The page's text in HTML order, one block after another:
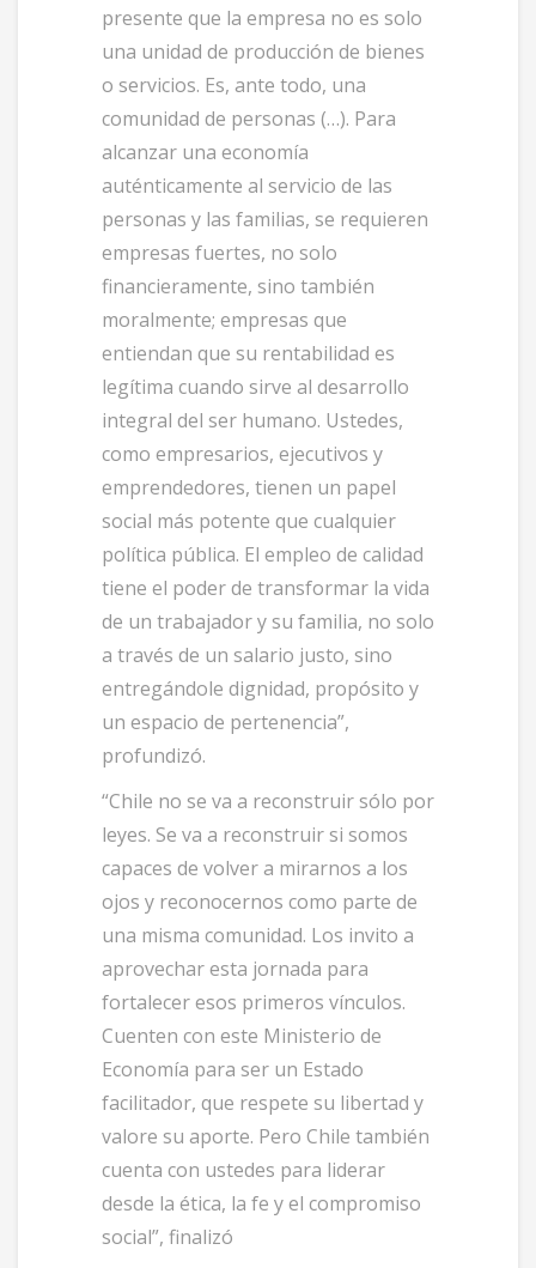
presente que la empresa no es solo
una unidad de producción de bienes
o servicios. Es, ante todo, una
comunidad de personas (…). Para
alcanzar una economía
auténticamente al servicio de las
personas y las familias, se requieren
empresas fuertes, no solo
financieramente, sino también
moralmente; empresas que
entiendan que su rentabilidad es
legítima cuando sirve al desarrollo
integral del ser humano. Ustedes,
como empresarios, ejecutivos y
emprendedores, tienen un papel
social más potente que cualquier
política pública. El empleo de calidad
tiene el poder de transformar la vida
de un trabajador y su familia, no solo
a través de un salario justo, sino
entregándole dignidad, propósito y
un espacio de pertenencia”,
profundizó.
“Chile no se va a reconstruir sólo por
leyes. Se va a reconstruir si somos
capaces de volver a mirarnos a los
ojos y reconocernos como parte de
una misma comunidad. Los invito a
aprovechar esta jornada para
fortalecer esos primeros vínculos.
Cuenten con este Ministerio de
Economía para ser un Estado
facilitador, que respete su libertad y
valore su aporte. Pero Chile también
cuenta con ustedes para liderar
desde la ética, la fe y el compromiso
social”, finalizó